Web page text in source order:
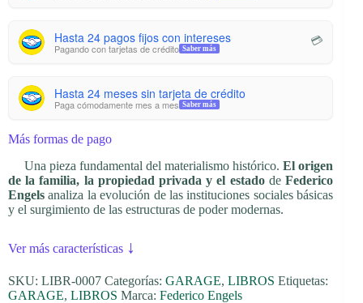
Hasta 24 pagos fijos con intereses
Pagando con tarjetas de crédito Saber más
💳
Hasta 24 meses sin tarjeta de crédito
Paga cómodamente mes a mes Saber más
Más formas de pago
Una pieza fundamental del materialismo histórico.El origen
de la familia, la propiedad privada y el estadodeFederico
Engels analiza la evolución de las instituciones sociales básicas
y el surgimiento de las estructuras de poder modernas.
Ver más características ↓
SKU: LIBR-0007 Categorías: GARAGE, LIBROS Etiquetas:
GARAGE, LIBROS Marca: Federico Engels